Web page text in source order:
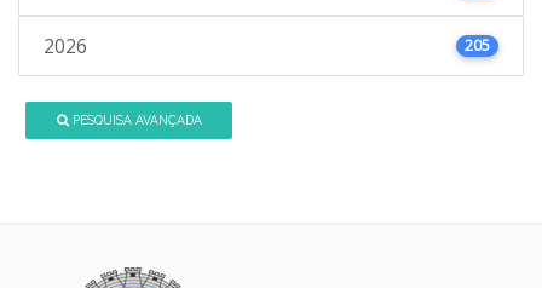
2026 205
PESQUISA AVANÇADA